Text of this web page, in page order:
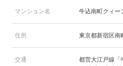
マンション名 牛込南町クィー
住所 東京都新宿区南
交通
都営大江戸線「